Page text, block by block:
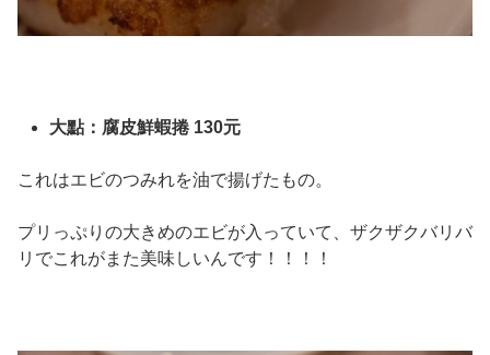
大點：腐皮鮮蝦捲 130元
これはエビのつみれを油で揚げたもの。
プリっぷりの大きめのエビが入っていて、ザクザクバリバ
リでこれがまた美味しいんです！！！！